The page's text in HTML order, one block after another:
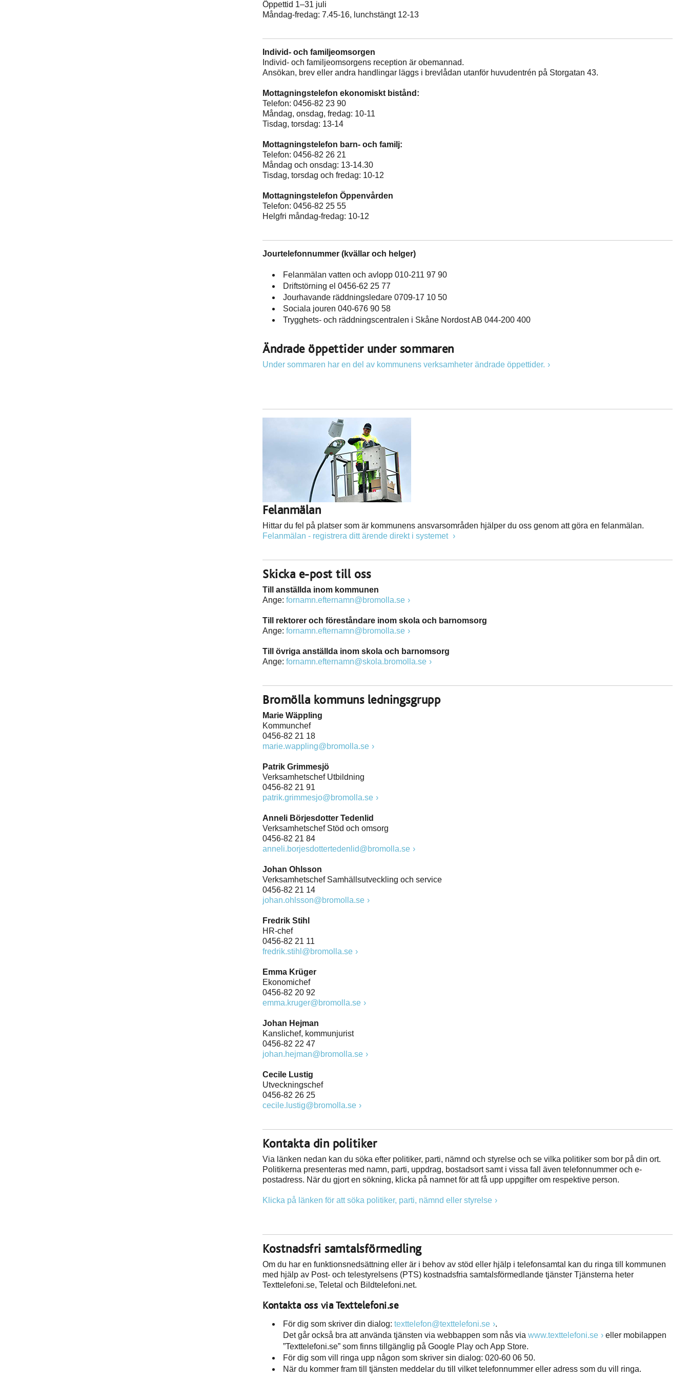
Öppettid 1–31 juli
Måndag-fredag: 7.45-16, lunchstängt 12-13
Individ- och familjeomsorgen
Individ- och familjeomsorgens reception är obemannad.
Ansökan, brev eller andra handlingar läggs i brevlådan utanför huvudentrén på Storgatan 43.
Mottagningstelefon ekonomiskt bistånd:
Telefon: 0456-82 23 90
Måndag, onsdag, fredag: 10-11
Tisdag, torsdag: 13-14
Mottagningstelefon barn- och familj:
Telefon: 0456-82 26 21
Måndag och onsdag: 13-14.30
Tisdag, torsdag och fredag: 10-12
Mottagningstelefon Öppenvården
Telefon: 0456-82 25 55
Helgfri måndag-fredag: 10-12
Jourtelefonnummer (kvällar och helger)
Felanmälan vatten och avlopp 010-211 97 90
Driftstörning el 0456-62 25 77
Jourhavande räddningsledare 0709-17 10 50
Sociala jouren 040-676 90 58
Trygghets- och räddningscentralen i Skåne Nordost AB 044-200 400
Ändrade öppettider under sommaren
Under sommaren har en del av kommunens verksamheter ändrade öppettider.
Felanmälan
Hittar du fel på platser som är kommunens ansvarsområden hjälper du oss genom att göra en felanmälan.
Felanmälan - registrera ditt ärende direkt i systemet
Skicka e-post till oss
Till anställda inom kommunen
Ange: fornamn.efternamn@bromolla.se
Till rektorer och föreståndare inom skola och barnomsorg
Ange: fornamn.efternamn@bromolla.se
Till övriga anställda inom skola och barnomsorg
Ange: fornamn.efternamn@skola.bromolla.se
Bromölla kommuns ledningsgrupp
Marie Wäppling
Kommunchef
0456-82 21 18
marie.wappling@bromolla.se
Patrik Grimmesjö
Verksamhetschef Utbildning
0456-82 21 91
patrik.grimmesjo@bromolla.se
Anneli Börjesdotter Tedenlid
Verksamhetschef Stöd och omsorg
0456-82 21 84
anneli.borjesdottertedenlid@bromolla.se
Johan Ohlsson
Verksamhetschef Samhällsutveckling och service
0456-82 21 14
johan.ohlsson@bromolla.se
Fredrik Stihl
HR-chef
0456-82 21 11
fredrik.stihl@bromolla.se
Emma Krüger
Ekonomichef
0456-82 20 92
emma.kruger@bromolla.se
Johan Hejman
Kanslichef, kommunjurist
0456-82 22 47
johan.hejman@bromolla.se
Cecile Lustig
Utveckningschef
0456-82 26 25
cecile.lustig@bromolla.se
Kontakta din politiker
Via länken nedan kan du söka efter politiker, parti, nämnd och styrelse och se vilka politiker som bor på din ort.
Politikerna presenteras med namn, parti, uppdrag, bostadsort samt i vissa fall även telefonnummer och e-
postadress. När du gjort en sökning, klicka på namnet för att få upp uppgifter om respektive person.
Klicka på länken för att söka politiker, parti, nämnd eller styrelse
Kostnadsfri samtalsförmedling
Om du har en funktionsnedsättning eller är i behov av stöd eller hjälp i telefonsamtal kan du ringa till kommunen
med hjälp av Post- och telestyrelsens (PTS) kostnadsfria samtalsförmedlande tjänster Tjänsterna heter
Texttelefoni.se, Teletal och Bildtelefoni.net.
Kontakta oss via Texttelefoni.se
För dig som skriver din dialog: texttelefon@texttelefoni.se
.
Det går också bra att använda tjänsten via webbappen som nås via www.texttelefoni.se
eller mobilappen
”Texttelefoni.se” som finns tillgänglig på Google Play och App Store.
För dig som vill ringa upp någon som skriver sin dialog: 020-60 06 50.
När du kommer fram till tjänsten meddelar du till vilket telefonnummer eller adress som du vill ringa.